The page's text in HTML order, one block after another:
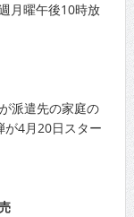
月曜午後10時放
派遣先の家庭の
が4月20日スター